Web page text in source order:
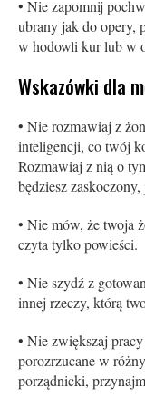
• Nie zapomnij
ubrany jak do opery,
w hodowli kur lub w
Wskazówki dla
• Nie rozmawiaj z
inteligencji, co twój
Rozmawiaj z nią o
będziesz
• Nie mów, że twoja
czyta tylko powieści.
• Nie szydź z
innej rzeczy, którą
• Nie zwiększaj
porozrzucane w
porządnicki,